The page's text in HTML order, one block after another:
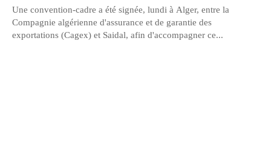
Une convention-cadre a été signée, lundi à Alger, entre la
Compagnie algérienne d'assurance et de garantie des
exportations (Cagex) et Saidal, afin d'accompagner ce...